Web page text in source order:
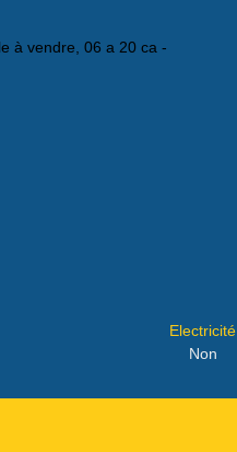
Electricité
Non